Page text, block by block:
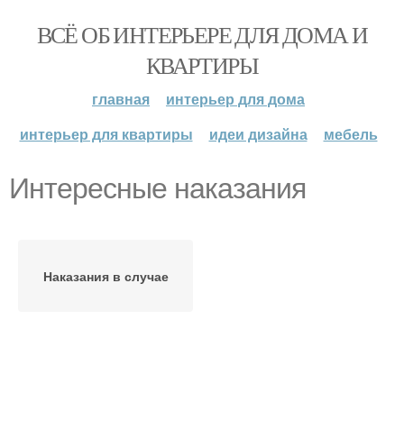
ВСЁ ОБ ИНТЕРЬЕРЕ ДЛЯ ДОМА И
КВАРТИРЫ
главная
интерьер для дома
интерьер для квартиры
идеи дизайна мебель
Интересные наказания
Наказания в случае